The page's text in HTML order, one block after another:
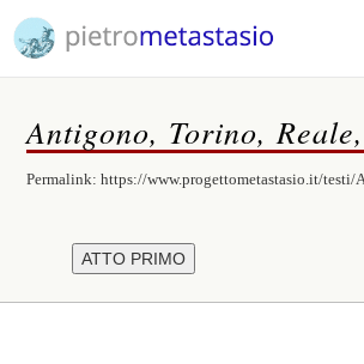
Antigono, Torino,
Permalink:https://www.progettometastasio.it/testi/